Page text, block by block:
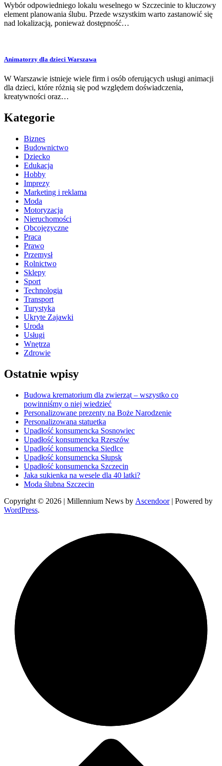
Wybór odpowiedniego lokalu weselnego w Szczecinie to kluczowy
element planowania ślubu. Przede wszystkim warto zastanowić się
nad lokalizacją, ponieważ dostępność…
Animatorzy dla dzieci Warszawa
W Warszawie istnieje wiele firm i osób oferujących usługi animacji
dla dzieci, które różnią się pod względem doświadczenia,
kreatywności oraz…
Kategorie
Biznes
Budownictwo
Dziecko
Edukacja
Hobby
Imprezy
Marketing i reklama
Moda
Motoryzacja
Nieruchomości
Obcojęzyczne
Praca
Prawo
Przemysł
Rolnictwo
Sklepy
Sport
Technologia
Transport
Turystyka
Ukryte Zajawki
Uroda
Usługi
Wnętrza
Zdrowie
Ostatnie wpisy
Budowa krematorium dla zwierząt – wszystko co
powinniśmy o niej wiedzieć
Personalizowane prezenty na Boże Narodzenie
Personalizowana statuetka
Upadłość konsumencka Sosnowiec
Upadłość konsumencka Rzeszów
Upadłość konsumencka Siedlce
Upadłość konsumencka Słupsk
Upadłość konsumencka Szczecin
Jaka sukienka na wesele dla 40 latki?
Moda ślubna Szczecin
Copyright © 2026 | Millennium News by Ascendoor| Powered by
WordPress.